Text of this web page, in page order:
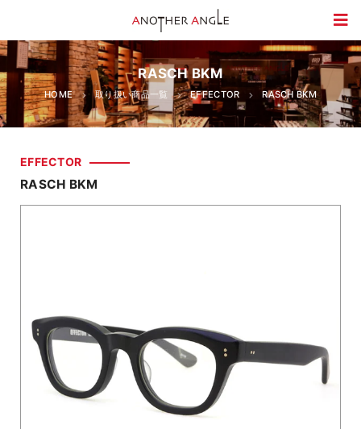
RASCH BKM
HOME 取り扱い商品一覧 EFFECTOR RASCH BKM
EFFECTOR
RASCH BKM